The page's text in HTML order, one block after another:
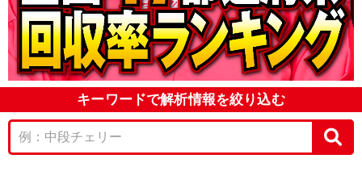
キーワードで解析情報を絞り込む